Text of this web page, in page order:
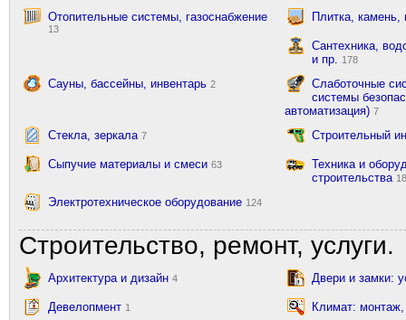
Отопительные системы, газоснабжение
13
Плитка,
Сантехника,
и пр.
178
Сауны, бассейны, инвентарь 2
Слаботочные
системы
автоматизация) 7
Стекла, зеркала 7 Строительный
Сыпучие материалы и смеси 63
Техника и
строительства
Электротехническое оборудование 124
Строительство, ремонт, услуги.
Архитектура и дизайн 4 Двери и замки:
Девелопмент 1 Климат: